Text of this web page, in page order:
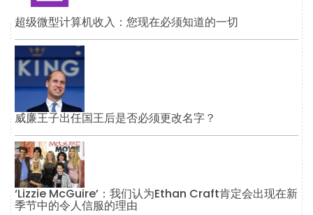
超级微型计算机收入：您现在必须知道的一切
威廉王子出任国王后是否必须更改名字？
‘Lizzie McGuire’：我们认为Ethan Craft肯定会出现在新
季节中的令人信服的理由